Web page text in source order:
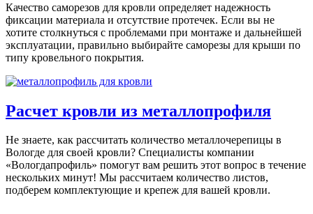
Качество саморезов для кровли определяет надежность
фиксации материала и отсутствие протечек. Если вы не
хотите столкнуться с проблемами при монтаже и дальнейшей
эксплуатации, правильно выбирайте саморезы для крыши по
типу кровельного покрытия.
Расчет кровли из металлопрофиля
Не знаете, как рассчитать количество металлочерепицы в
Вологде для своей кровли? Специалисты компании
«Вологдапрофиль» помогут вам решить этот вопрос в течение
нескольких минут! Мы рассчитаем количество листов,
подберем комплектующие и крепеж для вашей кровли.